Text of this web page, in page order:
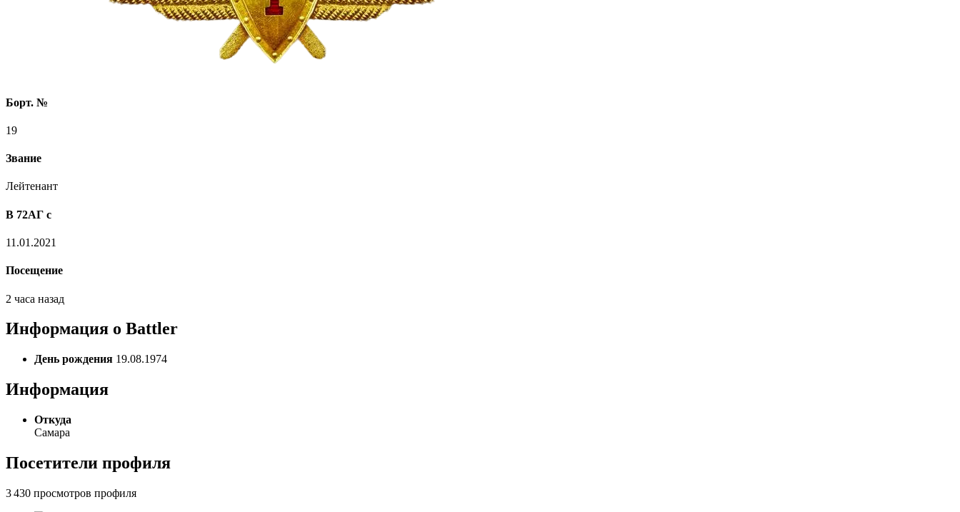
Борт. №
19
Звание
Лейтенант
В 72АГ с
11.01.2021
Посещение
2 часа назад
Информация о Battler
День рождения 19.08.1974
Информация
Откуда
Самара
Посетители профиля
3 430 просмотров профиля